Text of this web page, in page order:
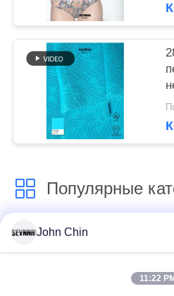
Популярные
использованная
John Chin
11:22 PM